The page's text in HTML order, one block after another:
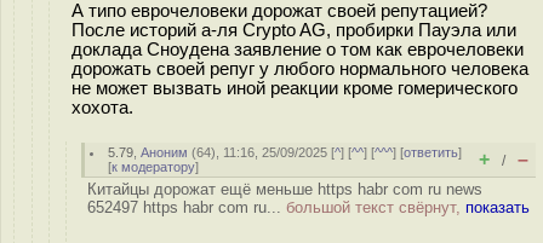
А типо еврочеловеки дорожат своей репутацией?
После историй а-ля Crypto AG, пробирки Пауэла или
доклада Сноудена заявление о том как еврочеловеки
дорожать своей репуг у любого нормального человека
не может вызвать иной реакции кроме гомерического
хохота.
5.79 ,Аноним (64), 11:16, 25/09/2025 [^] [^^] [^^^] [ответить]
[к модератору] + / –
Китайцы дорожат ещё меньше https habr com ru news
652497 https habr com ru... большой текст свёрнут, показать